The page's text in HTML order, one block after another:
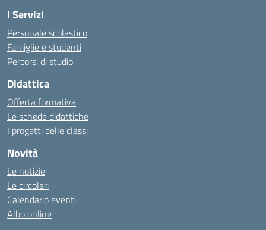
I Servizi
Personale scolastico
Famiglie e studenti
Percorsi di studio
Didattica
Offerta formativa
Le schede didattiche
I progetti delle classi
Novità
Le notizie
Le circolari
Calendario eventi
Albo online